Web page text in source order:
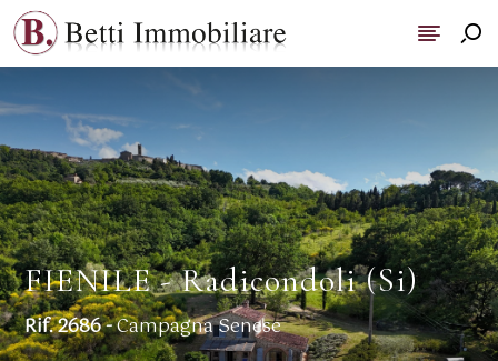
FIENILE - Radicondoli (Si)
Rif. 2686 -Campagna Senese